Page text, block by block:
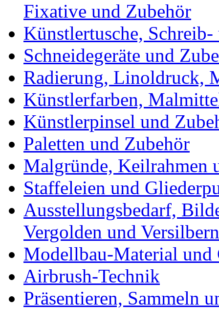
Fixative und Zubehör
Künstlertusche,
Schneidegeräte und
Radierung, Linoldruck,
Künstlerfarben,
Künstlerpinsel und
Paletten und Zubehör
Malgründe, Keilrahmen
Staffeleien und
Ausstellungsbedarf,
Vergolden und Versilbern
Modellbau-Material und
Airbrush-Technik
Präsentieren, Sammeln